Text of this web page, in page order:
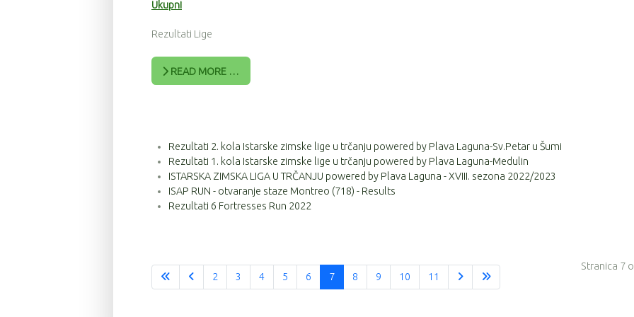
Ukupni
Rezultati Lige
READ MORE …
Rezultati 2. kola Istarske zimske lige u trčanju powered by Plava Laguna-Sv.Petar u Šumi
Rezultati 1. kola Istarske zimske lige u trčanju powered by Plava Laguna-Medulin
ISTARSKA ZIMSKA LIGA U TRČANJU powered by Plava Laguna - XVIII. sezona 2022/2023
ISAP RUN - otvaranje staze Montreo (718) - Results
Rezultati 6 Fortresses Run 2022
Stranica 7
2
3 4 5 6 7 8 9 10 11